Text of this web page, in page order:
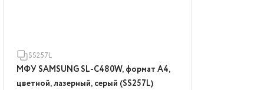
SS257L
МФУ SAMSUNG SL-C480W, формат А4,
цветной, лазерный, серый (SS257L)